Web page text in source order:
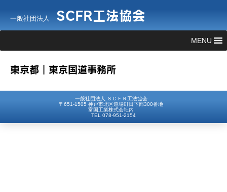
一般社団法人 SCFR工法協会
MENU
東京都｜東京国道事務所
一般社団法人 ＳＣＦＲ工法協会
〒651-1505 神戸市北区道場町日下部300番地
富国工業株式会社内
TEL 078-951-2154